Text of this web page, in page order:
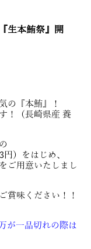
生本鮪祭』開
の『本鮪』！
！（長崎県産 養
）をはじめ、
ご用意いたしまし
賞味ください！！
が一品切れの際は